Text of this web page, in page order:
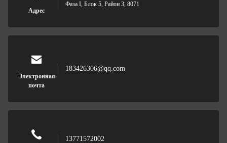
Адрес
Фаза I, Блок 5, Район 3, 8071
Электронная
почта
183426306@qq.com
13771572002